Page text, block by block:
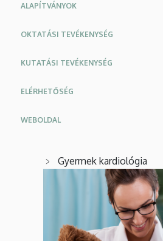
ALAPÍTVÁNYOK
OKTATÁSI TEVÉKENYSÉG
KUTATÁSI TEVÉKENYSÉG
ELÉRHETŐSÉG
WEBOLDAL
Gyermek kardiológia